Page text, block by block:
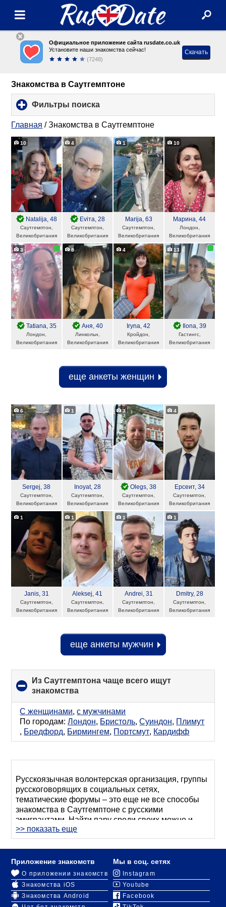
Официальное приложение сайта rusdate.co.uk
Установите наши знакомства сейчас!
(7248)
Скачать
Знакомства в Саутгемптоне
Фильтры поиска
to
expand
contents
Главная /Знакомства в Саутгемптоне
10
Natalija, 48
Саутгемптон,
Великобритания
4
Eviта, 28
Саутгемптон,
Великобритания
1
Marija, 63
Саутгемптон,
Великобритания
10
Марина, 44
Лондон,
Великобритания
3
Tatiana, 35
Лондон,
Великобритания
8
Аня, 40
Линкольн,
Великобритания
4
Iryna, 42
Кройдон,
Великобритания
13
Ilona, 39
Гастингс,
Великобритания
еще анкеты женщин
6
Sergej, 38
Саутгемптон,
Великобритания
1
Inoyat, 28
Саутгемптон,
Великобритания
3
Olegs, 38
Саутгемптон,
Великобритания
4
Ерсеит, 34
Саутгемптон,
Великобритания
1
Janis, 31
Саутгемптон,
Великобритания
1
Aleksej, 41
Саутгемптон,
Великобритания
1
Andrei, 31
Саутгемптон,
Великобритания
1
Dmitry, 28
Саутгемптон,
Великобритания
еще анкеты мужчин
Из Саутгемптона чаще всего ищут
знакомства
to
collapse
contents
С женщинами,с мужчинами
По городам: Лондон, Бристоль,Суиндон, Плимут
, Бредфорд, Бирмингем, Портсмут, Кардифф
Русскоязычная волонтерская организация, группы
русскоговорящих в социальных сетях,
тематические форумы – это еще не все способы
знакомства в Саутгемптоне с русскими
эмигрантами. Найти пару среди своих можно и
через общих знакомых.
Если вы недавно переехали в город Саутгемптон,
еще не успели завести друзей, но хотите
расширить круг близких людей или завести
романтические отношения, вам поможет наш сайт.
Он создан для русскоязычных жителей
Великобритании, которые регистрируются здесь с
>> показать еще
Приложение знакомств
О приложении знакомств
Знакомства iOS
Знакомства Android
Мы в соц. сетях
Instagram
Youtube
Facebook